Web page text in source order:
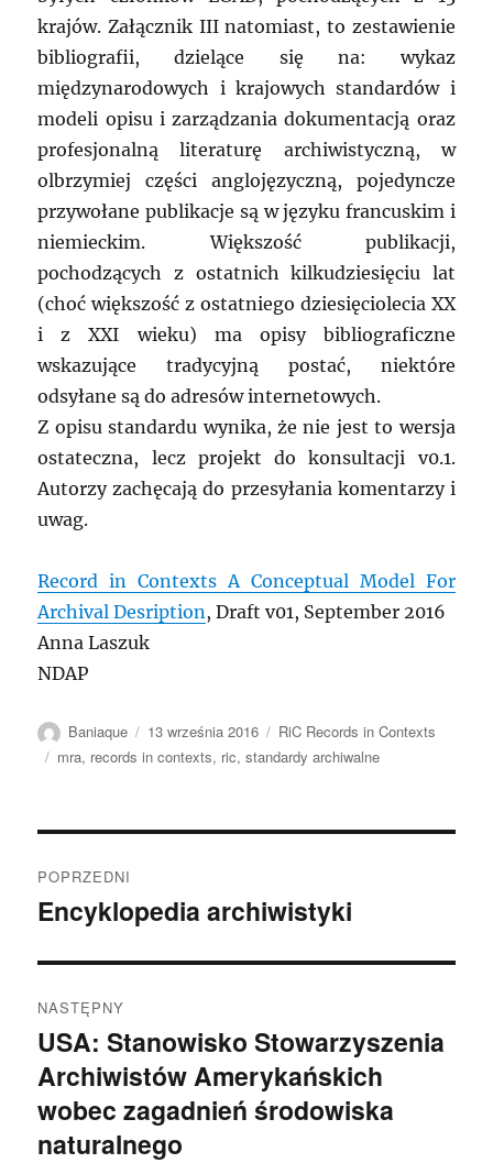
krajów. Załącznik III natomiast, to zestawienie
bibliografii, dzielące się na: wykaz
międzynarodowych i krajowych standardów i
modeli opisu i zarządzania dokumentacją oraz
profesjonalną literaturę archiwistyczną, w
olbrzymiej części anglojęzyczną, pojedyncze
przywołane publikacje są w języku francuskim i
niemieckim. Większość publikacji,
pochodzących z ostatnich kilkudziesięciu lat
(choć większość z ostatniego dziesięciolecia XX
i z XXI wieku) ma opisy bibliograficzne
wskazujące tradycyjną postać, niektóre
odsyłane są do adresów internetowych.
Z opisu standardu wynika, że nie jest to wersja
ostateczna, lecz projekt do konsultacji v0.1.
Autorzy zachęcają do przesyłania komentarzy i
uwag.
Record in Contexts A Conceptual Model For
Archival Desription, Draft v01, September 2016
Anna Laszuk
NDAP
Autor
Baniaque
Data
publikacji
13 września 2016 Kategorie
RiC Records in Contexts
Tagi
mra, records in contexts, ric,standardy archiwalne
wpisu
POPRZEDNI
Poprzedni
Encyklopedia archiwistyki
NASTĘPNY
Następny
wpis:
USA: Stanowisko Stowarzyszenia
Archiwistów Amerykańskich
wobec zagadnień środowiska
naturalnego